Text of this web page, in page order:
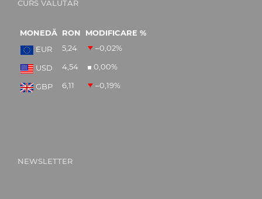
CURS VALUTAR
MONEDĂ RON
MODIFICARE %
EUR
5,24 –0,02%
USD 4,54 0,00%
GBP 6,11 –0,19%
NEWSLETTER